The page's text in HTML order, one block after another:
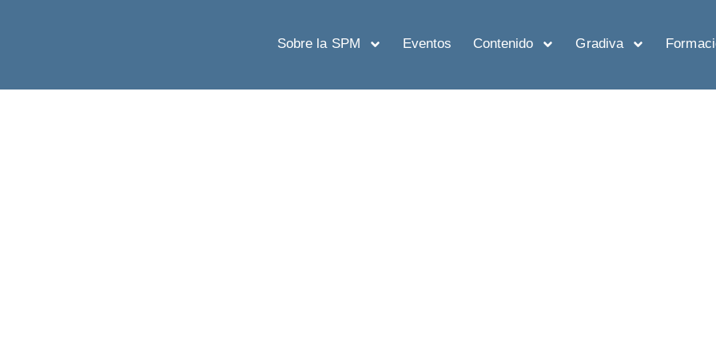
Sobre la SPM Eventos Contenido Gradiva